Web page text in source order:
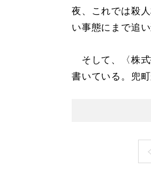
夜、これでは殺
い事態にまで追
そして、〈株式
書いている。兜